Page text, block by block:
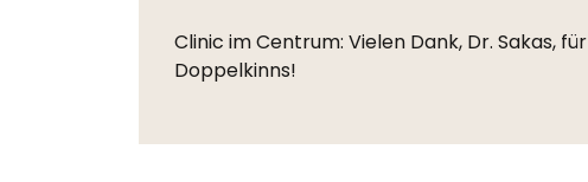
Clinic im Centrum: Vielen Dank, Dr. Sakas,
Doppelkinns!